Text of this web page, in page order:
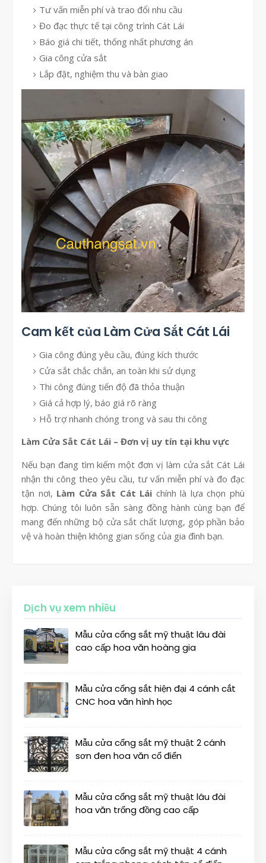
Tư vấn miễn phí và trao đổi nhu cầu
Đo đạc thực tế tại công trình Cát Lái
Báo giá chi tiết, thống nhất phương án
Gia công cửa sắt
Lắp đặt, nghiệm thu và bàn giao
Cam kết của Làm Cửa Sắt Cát Lái
Gia công đúng yêu cầu, đúng kích thước
Cửa sắt chắc chắn, an toàn khi sử dụng
Thi công đúng tiến độ đã thỏa thuận
Giá cả hợp lý, báo giá rõ ràng
Hỗ trợ nhanh chóng trong và sau thi công
Làm Cửa Sắt Cát Lái – Đơn vị uy tín tại khu vực
Nếu bạn đang tìm kiếm một đơn vị làm cửa sắt Cát Lái
nhận thi công theo yêu cầu, tư vấn miễn phí và đo đạc
tận nơi, Làm Cửa Sắt Cát Lái chính là lựa chọn phù
hợp. Chúng tôi luôn sẵn sàng đồng hành cùng bạn để
mang đến những bộ cửa sắt chất lượng, góp phần bảo
vệ và hoàn thiện không gian sống của gia đình bạn.
Dịch vụ xem nhiều
Mẫu cửa cổng sắt mỹ thuật lâu đài
cao cấp hoa văn hoàng gia
Mẫu cửa cổng sắt hiện đại 4 cánh cắt
CNC hoa văn hình học
Mẫu cửa cổng sắt mỹ thuật 2 cánh
sơn đen hoa văn cổ điển
Mẫu cửa cổng sắt mỹ thuật lâu đài
hoa văn trống đồng cao cấp
Mẫu cửa cổng sắt mỹ thuật 4 cánh